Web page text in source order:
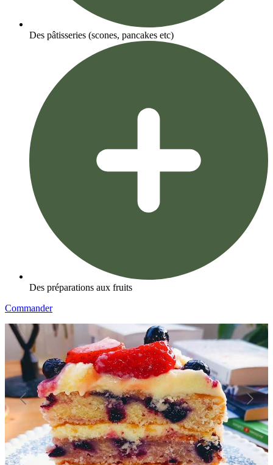
Des pâtisseries (scones, pancakes etc)
Des préparations aux fruits
Commander